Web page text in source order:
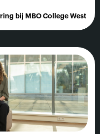
bij MBO College West